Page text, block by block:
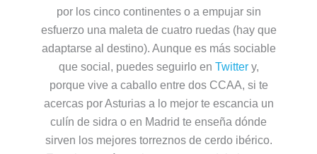
por los cinco continentes o a empujar sin
esfuerzo una maleta de cuatro ruedas (hay que
adaptarse al destino). Aunque es más sociable
que social, puedes seguirlo en Twittery,
porque vive a caballo entre dos CCAA, si te
acercas por Asturias a lo mejor te escancia un
culín de sidra o en Madrid te enseña dónde
sirven los mejores torreznos de cerdo ibérico.